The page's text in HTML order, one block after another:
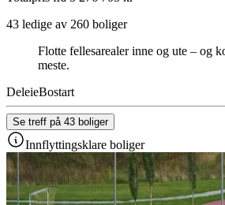
43 ledige av 260 boliger
Flotte fellesarealer inne og ute – og
meste.
DeleieBostart
Se treff på 43 boliger
Innflyttingsklare boliger